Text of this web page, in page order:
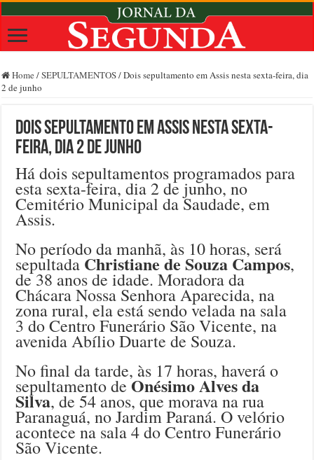
Home /SEPULTAMENTOS/Dois sepultamento em Assis nesta sexta-feira, dia
2 de junho
Dois sepultamento em Assis nesta sexta-
feira, dia 2 de junho
Há dois sepultamentos programados para
esta sexta-feira, dia 2 de junho, no
Cemitério Municipal da Saudade, em
Assis.
No período da manhã, às 10 horas, será
sepultada Christiane de Souza Campos,
de 38 anos de idade. Moradora da
Chácara Nossa Senhora Aparecida, na
zona rural, ela está sendo velada na sala
3 do Centro Funerário São Vicente, na
avenida Abílio Duarte de Souza.
No final da tarde, às 17 horas, haverá o
sepultamento deOnésimo Alves da
Silva, de 54 anos, que morava na rua
Paranaguá, no Jardim Paraná. O velório
acontece na sala 4 do Centro Funerário
São Vicente.